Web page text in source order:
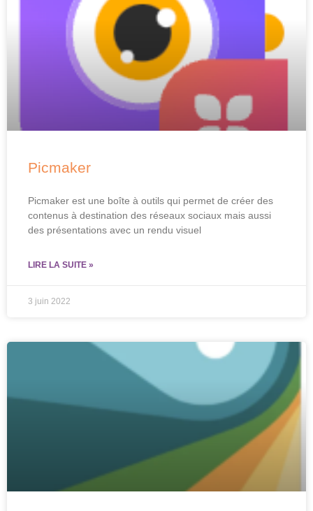
Picmaker
Picmaker est une boîte à outils qui permet de créer des
contenus à destination des réseaux sociaux mais aussi
des présentations avec un rendu visuel
LIRE LA SUITE »
3 juin 2022